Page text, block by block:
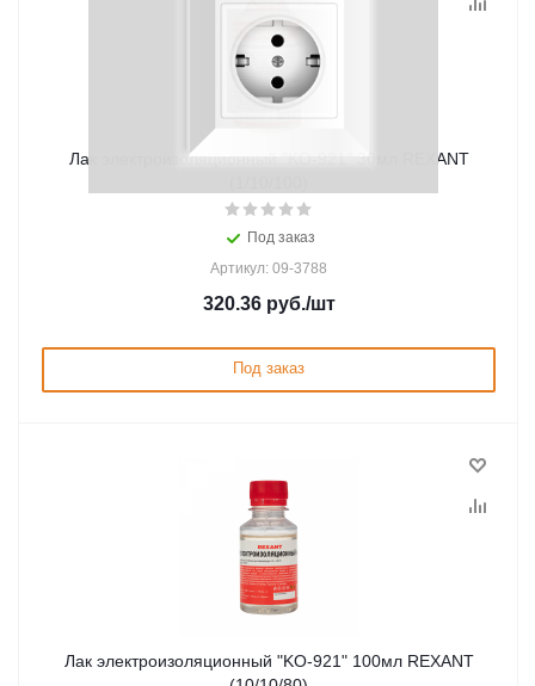
Лак электроизоляционный "KO-921" 30мл REXANT
Под заказ
Артикул: 09-3788
320.36руб./шт
Под заказ
Лак электроизоляционный "KO-921" 100мл REXANT